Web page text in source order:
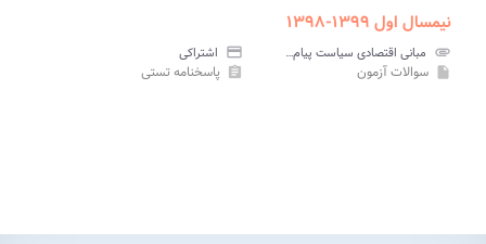
نیمسال اول ۱۳۹۹-۱۳۹۸
attachment مبانی اقتصادی سیاست پیام نور credit_card اشتراکی
insert_drive_file سوالات آزمون assignment پاسخنامه تستی